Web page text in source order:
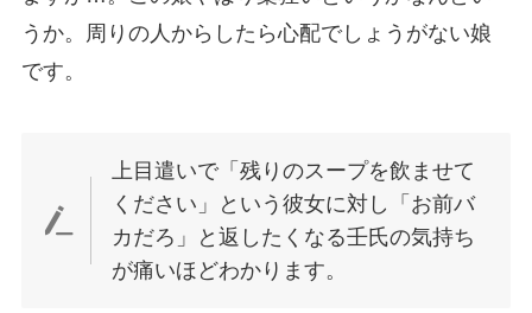
うか。周りの人からしたら心配でしょうがない娘
です。
上目遣いで「残りのスープを飲ませて
ください」
という彼女に対し
「お前バ
カだろ」
と返したくなる壬氏の気持ち
が痛いほどわかります。